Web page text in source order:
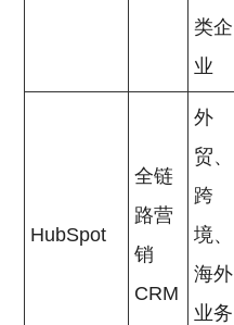
类企
业
HubSpot
全链
路营
销
CRM
外
贸、
跨
境、
海外
业务